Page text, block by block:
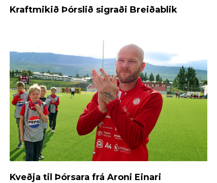
Kraftmikið Þórslið sigraði Breiðablik
Kveðja til Þórsara frá Aroni Einari